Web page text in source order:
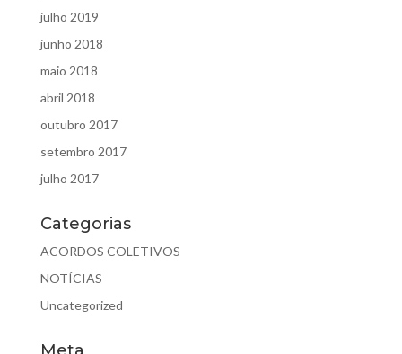
julho 2019
junho 2018
maio 2018
abril 2018
outubro 2017
setembro 2017
julho 2017
Categorias
ACORDOS COLETIVOS
NOTÍCIAS
Uncategorized